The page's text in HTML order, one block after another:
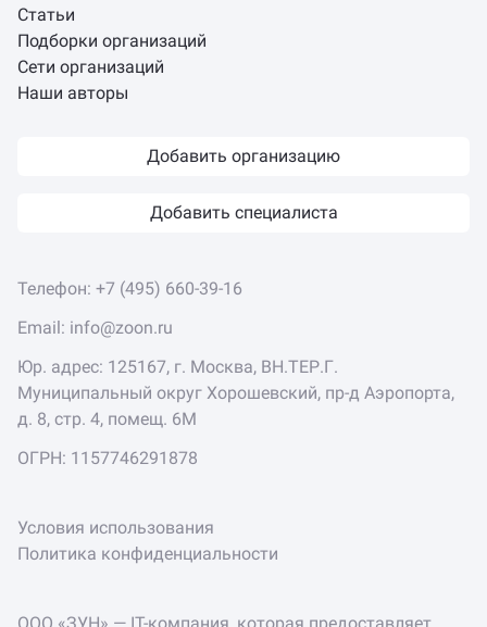
Статьи
Подборки организаций
Сети организаций
Наши авторы
Добавить организацию
Добавить специалиста
Телефон: +7 (495) 660-39-16
Email: info@zoon.ru
Юр. адрес: 125167, г. Москва, ВН.ТЕР.Г.
Муниципальный округ Хорошевский, пр-д Аэропорта,
д. 8, стр. 4, помещ. 6М
ОГРН: 1157746291878
Условия использования
Политика конфиденциальности